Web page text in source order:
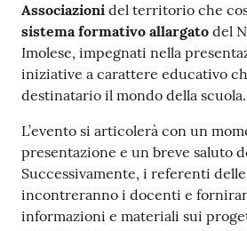
Associazioni del territorio che
sistema formativo allargato del
Imolese, impegnati nella
iniziative a carattere educativo
destinatario il mondo della scuola.
L’evento si articolerà con un
presentazione e un breve saluto
Successivamente, i referenti
incontreranno i docenti e
informazioni e materiali sui